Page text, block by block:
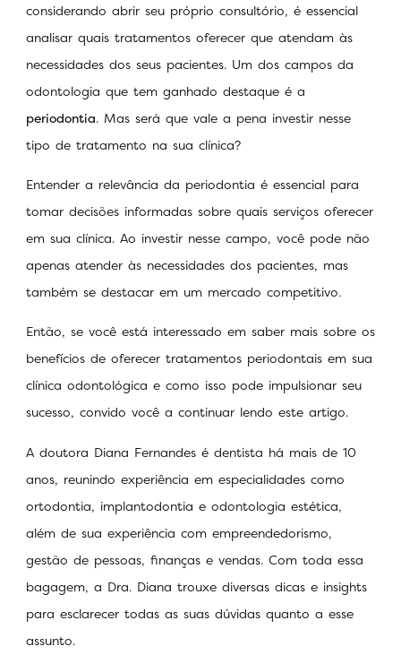
considerando abrir seu próprio consultório, é essencial
analisar quais tratamentos oferecer que atendam às
necessidades dos seus pacientes. Um dos campos da
odontologia que tem ganhado destaque é a
periodontia. Mas será que vale a pena investir nesse
tipo de tratamento na sua clínica?
Entender a relevância da periodontia é essencial para
tomar decisões informadas sobre quais serviços oferecer
em sua clínica. Ao investir nesse campo, você pode não
apenas atender às necessidades dos pacientes, mas
também se destacar em um mercado competitivo.
Então, se você está interessado em saber mais sobre os
benefícios de oferecer tratamentos periodontais em sua
clínica odontológica e como isso pode impulsionar seu
sucesso, convido você a continuar lendo este artigo.
A doutora Diana Fernandes é dentista há mais de 10
anos, reunindo experiência em especialidades como
ortodontia, implantodontia e odontologia estética,
além de sua experiência com empreendedorismo,
gestão de pessoas, finanças e vendas. Com toda essa
bagagem, a Dra. Diana trouxe diversas dicas e insights
para esclarecer todas as suas dúvidas quanto a esse
assunto.